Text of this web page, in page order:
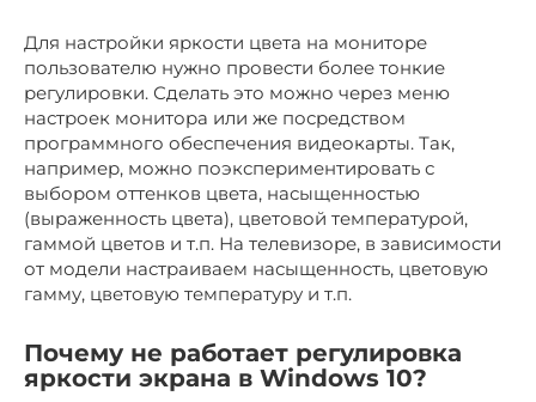
Для настройки яркости цвета на мониторе
пользователю нужно провести более тонкие
регулировки. Сделать это можно через меню
настроек монитора или же посредством
программного обеспечения видеокарты. Так,
например, можно поэкспериментировать с
выбором оттенков цвета, насыщенностью
(выраженность цвета), цветовой температурой,
гаммой цветов и т.п. На телевизоре, в зависимости
от модели настраиваем насыщенность, цветовую
гамму, цветовую температуру и т.п.
Почему не работает регулировка
яркости экрана в Windows 10?